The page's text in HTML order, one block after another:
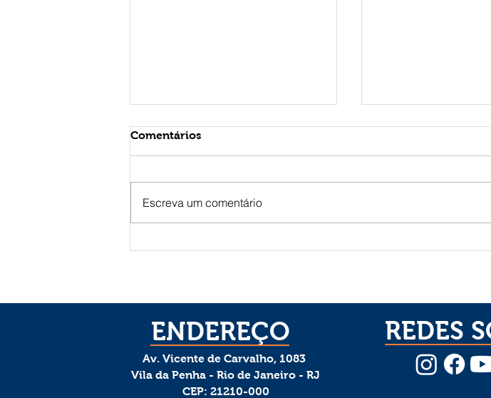
Comentários
Escreva um comentário
ENDEREÇO
Av. Vicente de Carvalho, 1083
Vila da Penha - Rio de Janeiro - RJ
CEP: 21210-000
REDES